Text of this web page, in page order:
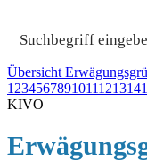
Übersicht
1 234567891011121314
KIVO